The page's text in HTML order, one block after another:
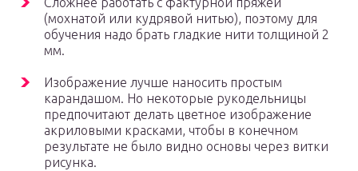
(мохнатой или кудрявой нитью), поэтому для
обучения надо брать гладкие нити толщиной 2
мм.
Изображение лучше наносить простым
карандашом. Но некоторые рукодельницы
предпочитают делать цветное изображение
акриловыми красками, чтобы в конечном
результате не было видно основы через витки
рисунка.